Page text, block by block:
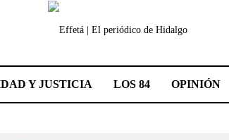
Y JUSTICIA LOS 84 OPINIÓN